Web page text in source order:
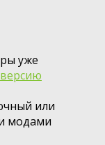
уже
или
модами